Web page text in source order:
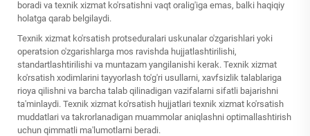
boradi va texnik xizmat ko'rsatishni vaqt oralig'iga emas, balki haqiqiy
holatga qarab belgilaydi.
Texnik xizmat ko'rsatish protseduralari uskunalar o'zgarishlari yoki
operatsion o'zgarishlarga mos ravishda hujjatlashtirilishi,
standartlashtirilishi va muntazam yangilanishi kerak. Texnik xizmat
ko'rsatish xodimlarini tayyorlash to'g'ri usullarni, xavfsizlik talablariga
rioya qilishni va barcha talab qilinadigan vazifalarni sifatli bajarishni
ta'minlaydi. Texnik xizmat ko'rsatish hujjatlari texnik xizmat ko'rsatish
muddatlari va takrorlanadigan muammolar aniqlashni optimallashtirish
uchun qimmatli ma'lumotlarni beradi.